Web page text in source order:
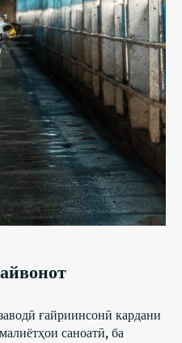
ғайриинсонӣ кардани
саноатӣ, ба